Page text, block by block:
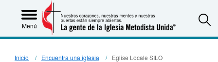
Menú
Inicio Encuentra una iglesia Eglise Locale SILO